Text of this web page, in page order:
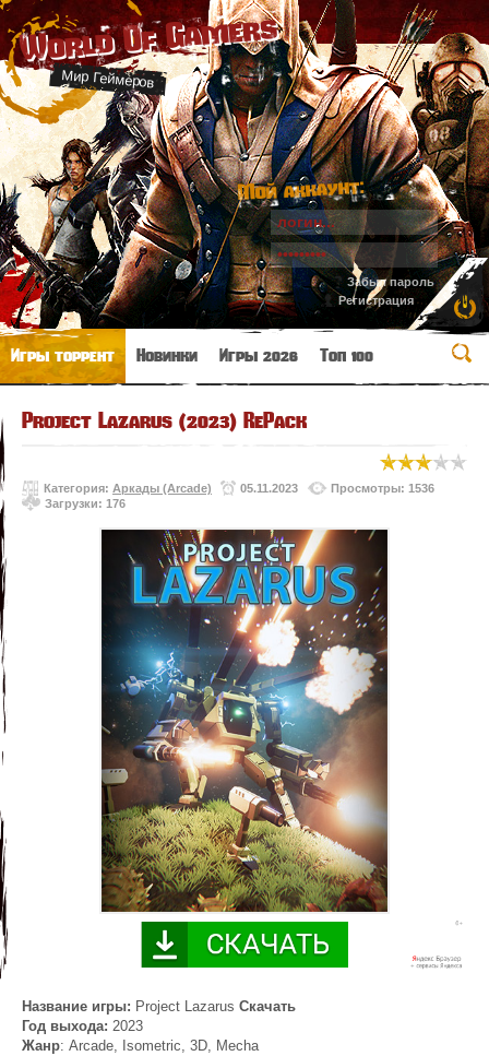
World Of Gamers
Мир Геймеров
Мой аккаунт:
Забыл пароль
Регистрация
Игры торрент Новинки Игры 2026 Топ 100
Project Lazarus (2023) RePack
Категория: Аркады (Arcade) 05.11.2023
Просмотры: 1536
Загрузки: 176
Название игры: Project Lazarus Скачать
Год выхода: 2023
Жанр: Arcade, Isometric, 3D, Mecha